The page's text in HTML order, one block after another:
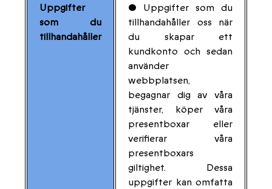
Uppgifter
som du
tillhandahåller
• Uppgifter som du
tillhandahåller oss när
du skapar ett
kundkonto och sedan
använder
webbplatsen,
begagnar dig av våra
tjänster, köper våra
presentboxar eller
verifierar våra
presentboxars
giltighet. Dessa
uppgifter kan omfatta